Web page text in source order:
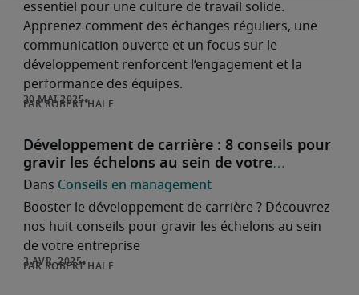
essentiel pour une culture de travail solide.
Apprenez comment des échanges réguliers, une
communication ouverte et un focus sur le
développement renforcent l’engagement et la
performance des équipes.
ROBERT HALF
Développement de carrière : 8 conseils pour
gravir les échelons au sein de votre
entreprise
Booster le développement de carrière ? Découvrez
nos huit conseils pour gravir les échelons au sein
de votre entreprise
Conseils en management
ROBERT HALF